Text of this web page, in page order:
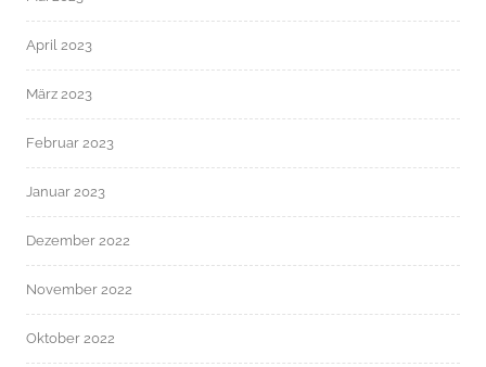
April 2023
März 2023
Februar 2023
Januar 2023
Dezember 2022
November 2022
Oktober 2022